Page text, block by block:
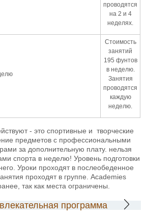
проводятся
на 2 и 4
неделях.
Стоимость
занятий
195 фунтов
в неделю.
Занятия
проводятся
каждую
неделю.
- это спортивные и творческие
предметов с профессиональными
за дополнительную плату. нельзя
спорта в неделю! Уровень подготовки
Уроки проходят в послеобеденное
проходят в группе. Academies
так как места ограничены.
программа